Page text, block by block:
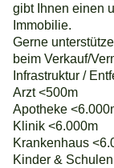
gibt Ihnen einen
Immobilie.
Gerne
beim Verkauf/
Infrastruktur /
Arzt <500m
Apotheke
Klinik <6.000m
Krankenhaus
Kinder & Schulen